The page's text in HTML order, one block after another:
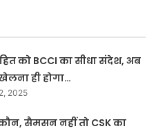
को BCCI का सीधा संदेश, अब
ही होगा…
2025
सैमसन नहीं तो CSK का